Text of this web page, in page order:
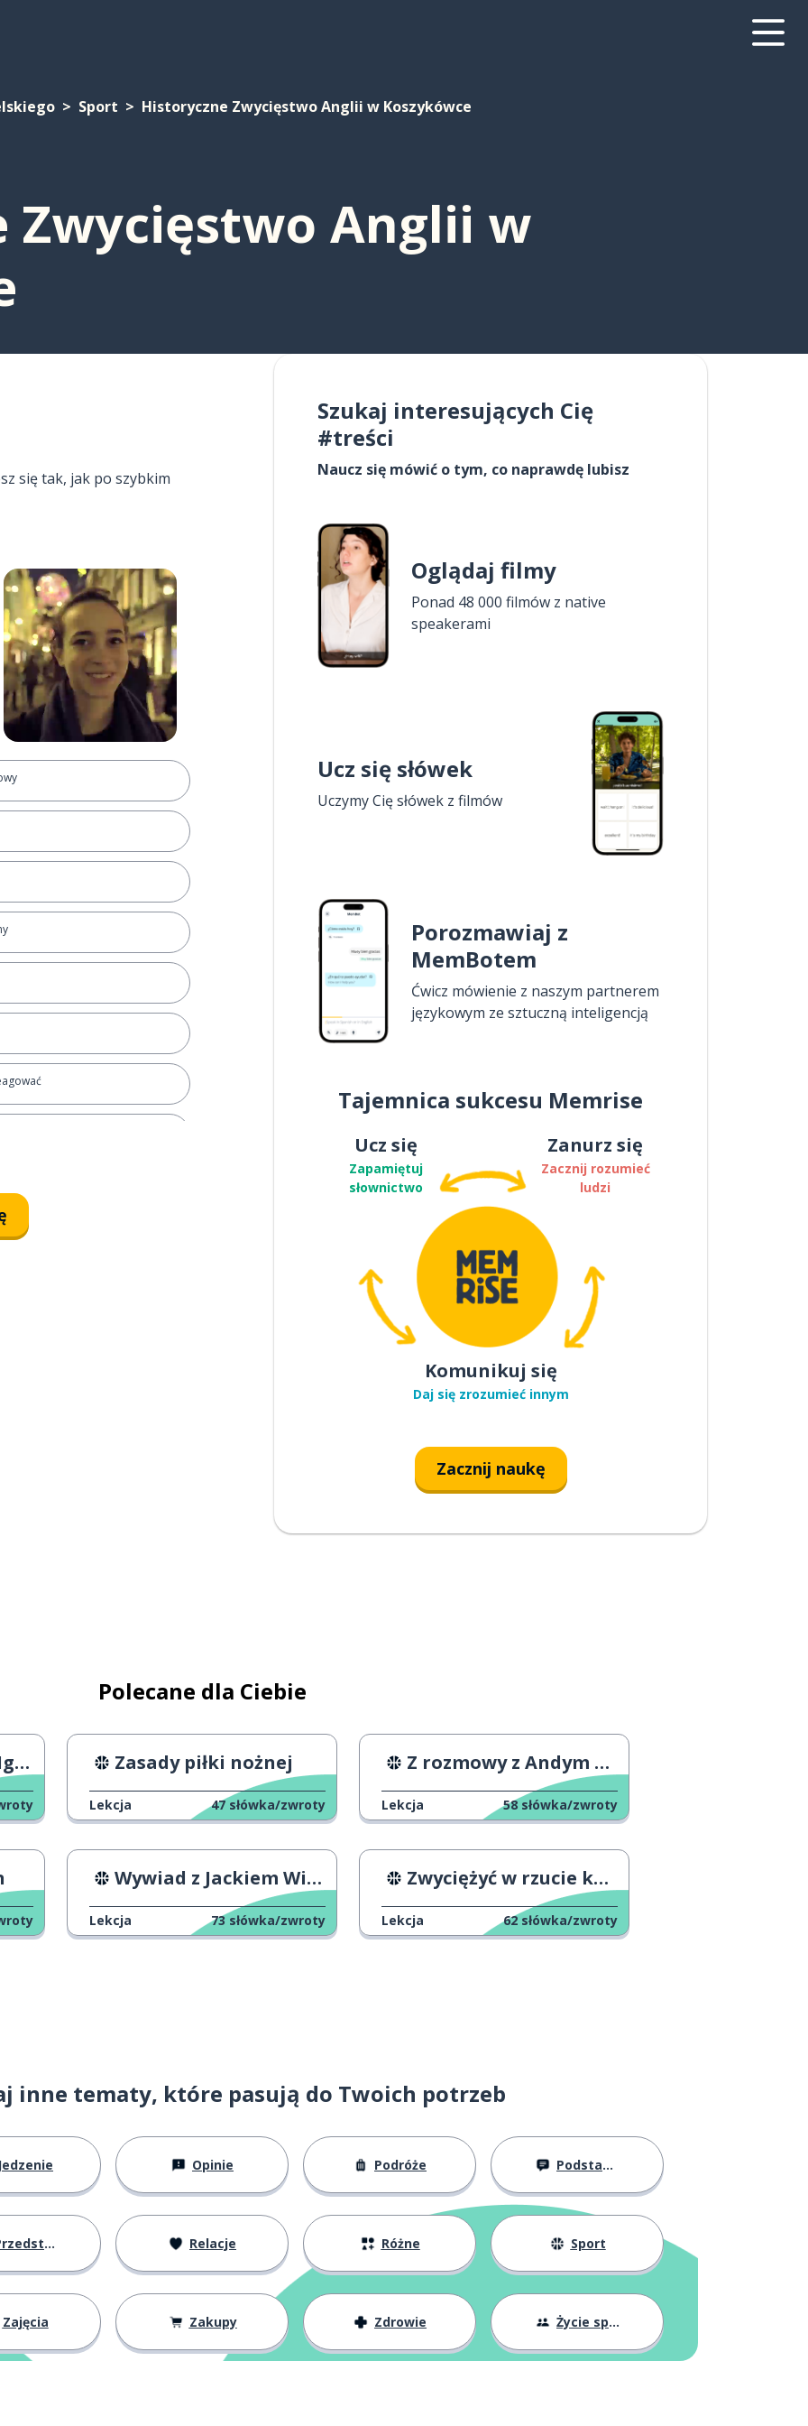
Sport Historyczne Zwycięstwo Anglii w Koszykówce
Zwycięstwo Anglii w
się tak, jak po szybkim
zachować
Szukaj interesujących Cię
#treści
Naucz się mówić o tym, co naprawdę lubisz
Oglądaj filmy
Ponad 48 000 filmów z native
speakerami
Ucz się słówek
Uczymy Cię słówek z filmów
Porozmawiaj z
MemBotem
Ćwicz mówienie z naszym partnerem
językowym ze sztuczną inteligencją
Tajemnica sukcesu Memrise
Ucz się
Zapamiętuj
słownictwo
Zanurz się
Zacznij rozumieć
ludzi
Komunikuj się
Daj się zrozumieć innym
Zacznij naukę
Polecane dla Ciebie
Zasady piłki nożnej
Lekcja 47 słówka/zwroty
Z rozmowy z Andym Murrayem
Lekcja 58 słówka/zwroty
Wywiad z Jackiem Willisem
Lekcja 73 słówka/zwroty
Zwyciężyć w rzucie kamieniem
Lekcja 62 słówka/zwroty
inne tematy, które pasują do Twoich potrzeb
Jedzenie Opinie Podróże Podstawy
się Relacje Różne Sport
Zajęcia Zakupy Zdrowie Życie społeczne